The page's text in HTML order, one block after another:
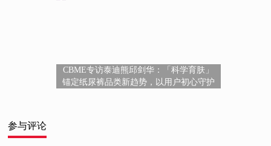
CBME专访泰迪熊邱剑华：「科学育肤」
锚定纸尿裤品类新趋势，以用户初心守护
参与评论